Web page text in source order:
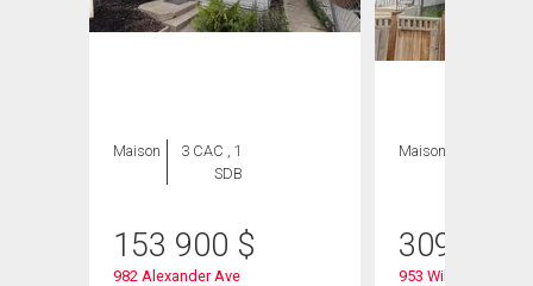
Maison
3 CAC , 1
SDB
153 900 $
982 Alexander Ave
Maison
309 000
953 William Ave